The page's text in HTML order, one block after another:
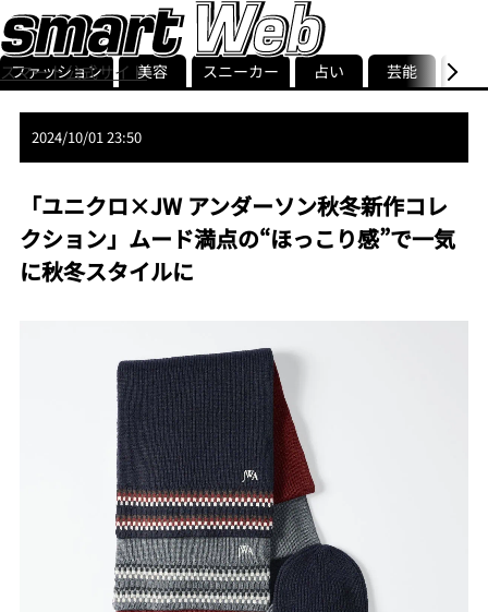
スマート公式サイト
smart最新号
記事一覧ランキング
ストリ
ファッション 美容 スニーカー 占い 芸能 グル
2024/10/01 23:50
「ユニクロ×JW アンダーソン秋冬新作コレ
クション」ムード満点の“ほっこり感”で一気
に秋冬スタイルに